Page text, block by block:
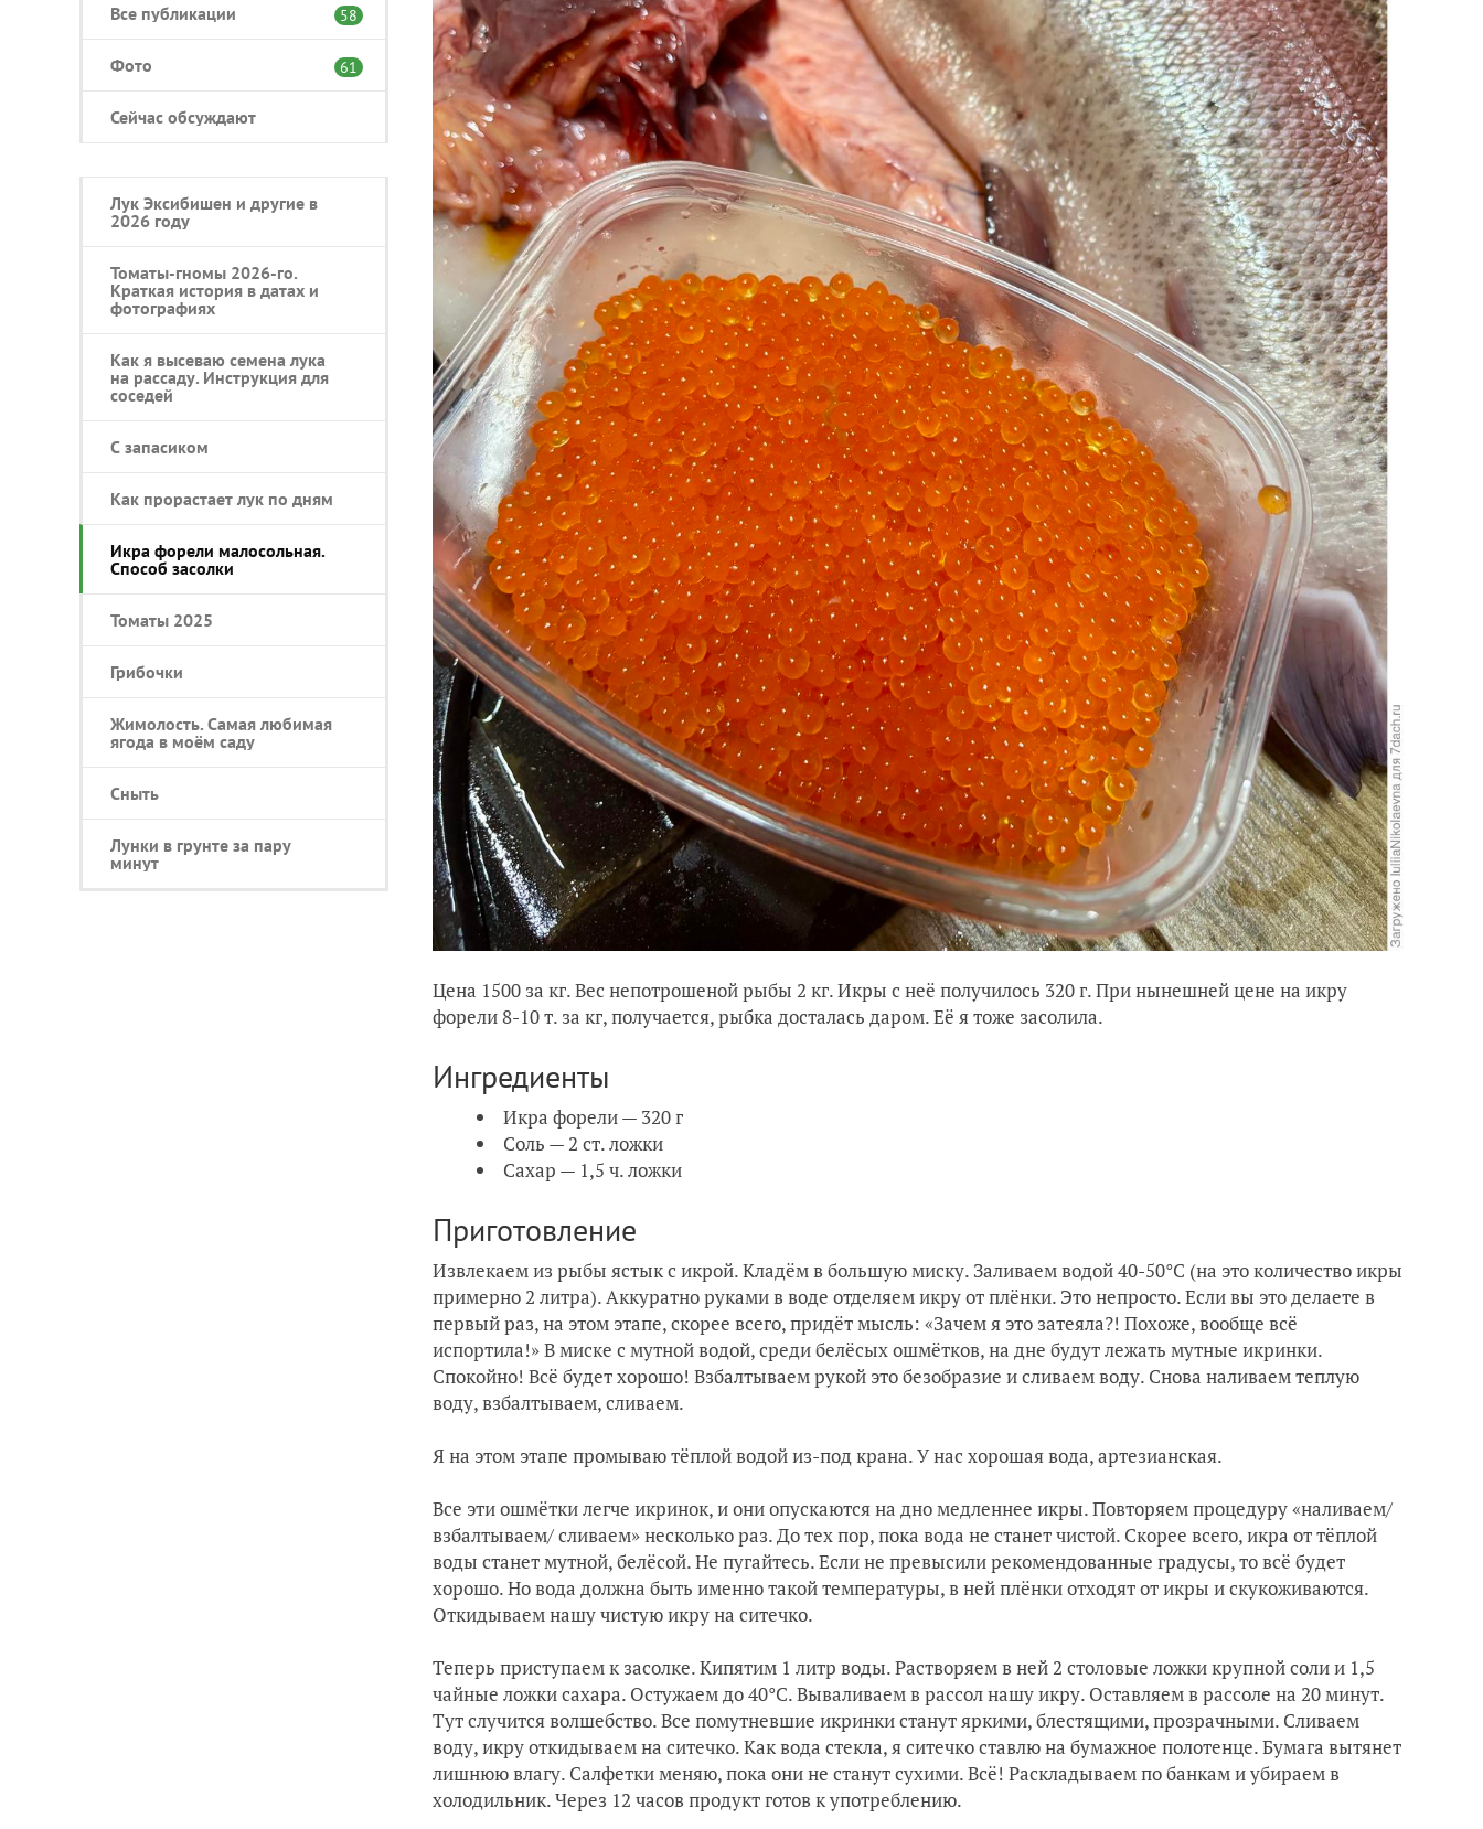
Все публикации 58
Фото 61
Сейчас обсуждают
Лук Эксибишен и другие в
2026 году
Томаты-гномы 2026-го.
Краткая история в датах и
фотографиях
Как я высеваю семена лука
на рассаду. Инструкция для
соседей
С запасиком
Как прорастает лук по дням
Икра форели малосольная.
Способ засолки
Томаты 2025
Грибочки
Жимолость. Самая любимая
ягода в моём саду
Сныть
Лунки в грунте за пару
минут
Цена 1500 за кг. Вес непотрошеной рыбы 2 кг. Икры с неё получилось 320 г. При нынешней цене на икру
форели 8-10 т. за кг, получается, рыбка досталась даром. Её я тоже засолила.
Ингредиенты
Икра форели — 320 г
Соль — 2 ст. ложки
Сахар — 1,5 ч. ложки
Приготовление
Извлекаем из рыбы ястык с икрой. Кладём в большую миску. Заливаем водой 40-50°C (на это количество икры
примерно 2 литра). Аккуратно руками в воде отделяем икру от плёнки. Это непросто. Если вы это делаете в
первый раз, на этом этапе, скорее всего, придёт мысль: «Зачем я это затеяла?! Похоже, вообще всё
испортила!» В миске с мутной водой, среди белёсых ошмётков, на дне будут лежать мутные икринки.
Спокойно! Всё будет хорошо! Взбалтываем рукой это безобразие и сливаем воду. Снова наливаем теплую
воду, взбалтываем, сливаем.
Я на этом этапе промываю тёплой водой из-под крана. У нас хорошая вода, артезианская.
Все эти ошмётки легче икринок, и они опускаются на дно медленнее икры. Повторяем процедуру «наливаем/
взбалтываем/ сливаем» несколько раз. До тех пор, пока вода не станет чистой. Скорее всего, икра от тёплой
воды станет мутной, белёсой. Не пугайтесь. Если не превысили рекомендованные градусы, то всё будет
хорошо. Но вода должна быть именно такой температуры, в ней плёнки отходят от икры и скукоживаются.
Откидываем нашу чистую икру на ситечко.
Теперь приступаем к засолке. Кипятим 1 литр воды. Растворяем в ней 2 столовые ложки крупной соли и 1,5
чайные ложки сахара. Остужаем до 40°C. Вываливаем в рассол нашу икру. Оставляем в рассоле на 20 минут.
Тут случится волшебство. Все помутневшие икринки станут яркими, блестящими, прозрачными. Сливаем
воду, икру откидываем на ситечко. Как вода стекла, я ситечко ставлю на бумажное полотенце. Бумага вытянет
лишнюю влагу. Салфетки меняю, пока они не станут сухими. Всё! Раскладываем по банкам и убираем в
холодильник. Через 12 часов продукт готов к употреблению.